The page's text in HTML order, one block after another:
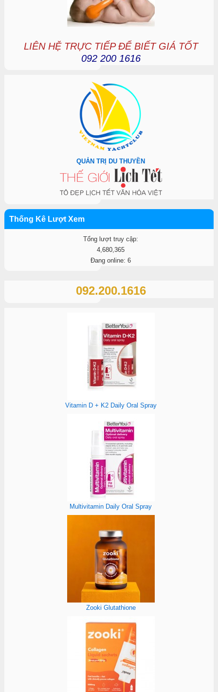
LIÊN HỆ TRỰC TIẾP ĐỂ BIẾT GIÁ TỐT
092 200 1616
QUẢN TRỊ DU THUYỀN
Thống Kê Lượt Xem
Tổng lượt truy cập:
4,680,365
Đang online: 6
092.200.1616
Vitamin D + K2 Daily Oral Spray
Multivitamin Daily Oral Spray
Zooki Glutathione